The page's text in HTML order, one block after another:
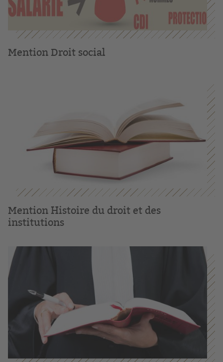
Mention Droit social
Mention Histoire du droit et des
institutions